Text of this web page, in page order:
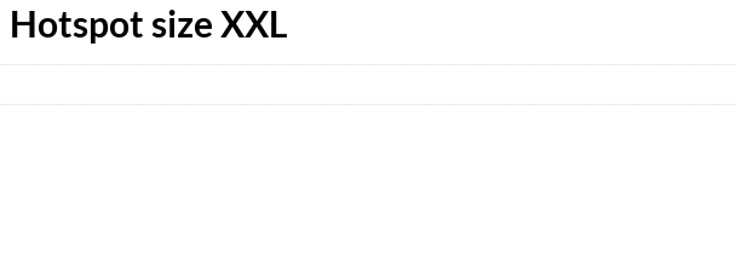
Hotspot size XXL